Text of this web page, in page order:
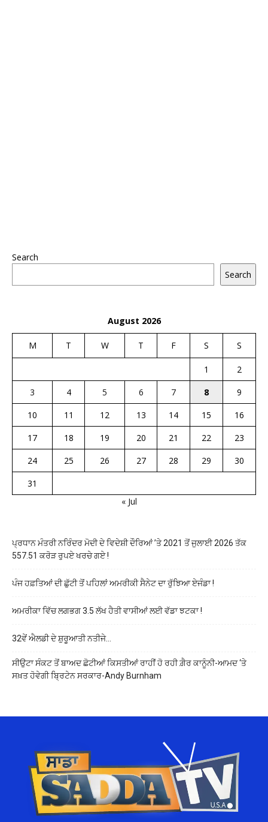
Search
Search
August 2026
M T W T F S S
1
2
3
4 5 6 7 8
9
10
11 12 13 14 15
16
17
18 19 20 21 22
23
24
25 26 27 28 29
30
31
« Jul
ਪ੍ਰਧਾਨ ਮੰਤਰੀ ਨਰਿੰਦਰ ਮੋਦੀ ਦੇ ਵਿਦੇਸ਼ੀ ਦੌਰਿਆਂ ’ਤੇ 2021 ਤੋਂ ਜੁਲਾਈ 2026 ਤੱਕ
557.51 ਕਰੋੜ ਰੁਪਏ ਖਰਚੇ ਗਏ !
ਪੰਜ ਹਫ਼ਤਿਆਂ ਦੀ ਛੁੱਟੀ ਤੋਂ ਪਹਿਲਾਂ ਅਮਰੀਕੀ ਸੈਨੇਟ ਦਾ ਰੁੱਝਿਆ ਏਜੰਡਾ !
ਅਮਰੀਕਾ ਵਿੱਚ ਲਗਭਗ 3.5 ਲੱਖ ਹੈਤੀ ਵਾਸੀਆਂ ਲਈ ਵੱਡਾ ਝਟਕਾ !
32ਵੇਂ ਐਲਡੀ ਦੇ ਸ਼ੁਰੂਆਤੀ ਨਤੀਜੇ…
ਸੀਉਟਾ ਸੰਕਟ ਤੋਂ ਬਾਅਦ ਛੋਟੀਆਂ ਕਿਸਤੀਆਂ ਰਾਹੀਂ ਹੋ ਰਹੀ ਗ਼ੈਰ ਕਾਨੂੰਨੀ-ਆਮਦ ‘ਤੇ
ਸਖ਼ਤ ਹੋਵੇਗੀ ਬ੍ਰਿਟੇਨ ਸਰਕਾਰ-Andy Burnham